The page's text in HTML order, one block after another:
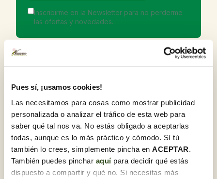
Pues sí, ¡usamos cookies!
Las necesitamos para cosas como mostrar publicidad
personalizada o analizar el tráfico de esta web para
saber qué tal nos va. No estás obligado a aceptarlas
todas, aunque es lo más práctico y cómodo. Sí tú
también lo crees, simplemente pincha en ACEPTAR
También puedes pinchar aquípara decidir qué estás
dispuesto a compartir y qué no. Si necesitas más
Inscribirme en la Newsletter para no perderme
las ofertas y novedades.
Detalles del producto
está vestida para impresionar! ¡De arriba a abajo, esta
hamburguesa luce un panecillo dorado brillante de dos
tonos, brazos fibrosos, un pepinillo verde esponjoso,
queso amarillo aterciopelado y lechuga enrollada! ¡Ah, sí,
y la hamburguesa difusa más gruesa!
12x12cm